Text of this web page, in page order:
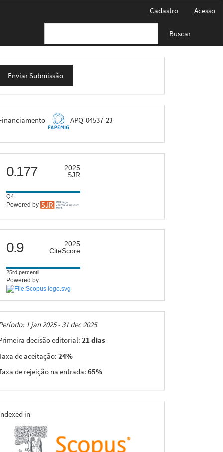
Cadastro Acesso
Buscar
Enviar Submissão
APQ-04537-23
scimago
0.177
2025
SJR
Q4
Powered by
citescore
0.9
2025
CiteScore
25rd percentil
Powered by
1 jan 2025 - 31 dec 2025
decisão editorial: 21 dias
de aceitação: 24%
de rejeição na entrada: 65%
in